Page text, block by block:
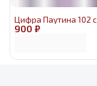
900 ₽
Цифра Паутина 102